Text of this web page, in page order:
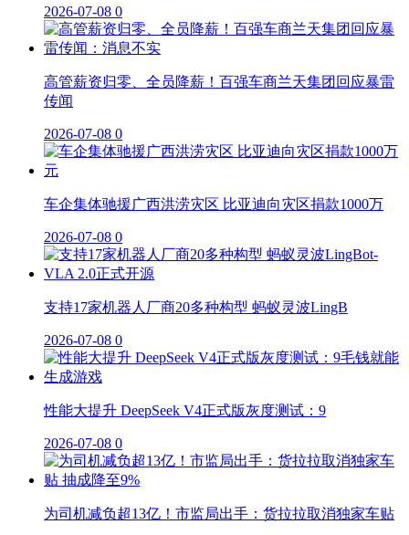
2026-07-08 0
高管薪资归零、全员降薪！百强车商兰天集团回应暴雷
传闻
2026-07-08 0
车企集体驰援广西洪涝灾区 比亚迪向灾区捐款1000万
2026-07-08 0
支持17家机器人厂商20多种构型 蚂蚁灵波LingB
2026-07-08 0
性能大提升 DeepSeek V4正式版灰度测试：9
2026-07-08 0
为司机减负超13亿！市监局出手：货拉拉取消独家车贴